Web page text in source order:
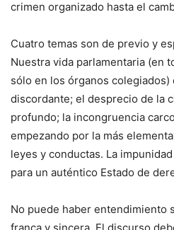
crimen organizado hasta el
Cuatro temas son de previo y
Nuestra vida parlamentaria (en
sólo en los órganos colegiados)
discordante; el desprecio de la
profundo; la incongruencia
empezando por la más
leyes y conductas. La
para un auténtico Estado de
No puede haber entendimiento